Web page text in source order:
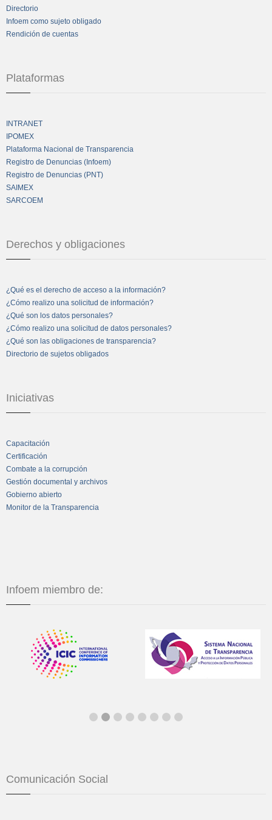
Directorio
Infoem como sujeto obligado
Rendición de cuentas
Plataformas
INTRANET
IPOMEX
Plataforma Nacional de Transparencia
Registro de Denuncias (Infoem)
Registro de Denuncias (PNT)
SAIMEX
SARCOEM
Derechos y obligaciones
¿Qué es el derecho de acceso a la información?
¿Cómo realizo una solicitud de información?
¿Qué son los datos personales?
¿Cómo realizo una solicitud de datos personales?
¿Qué son las obligaciones de transparencia?
Directorio de sujetos obligados
Iniciativas
Capacitación
Certificación
Combate a la corrupción
Gestión documental y archivos
Gobierno abierto
Monitor de la Transparencia
Infoem miembro de:
Comunicación Social